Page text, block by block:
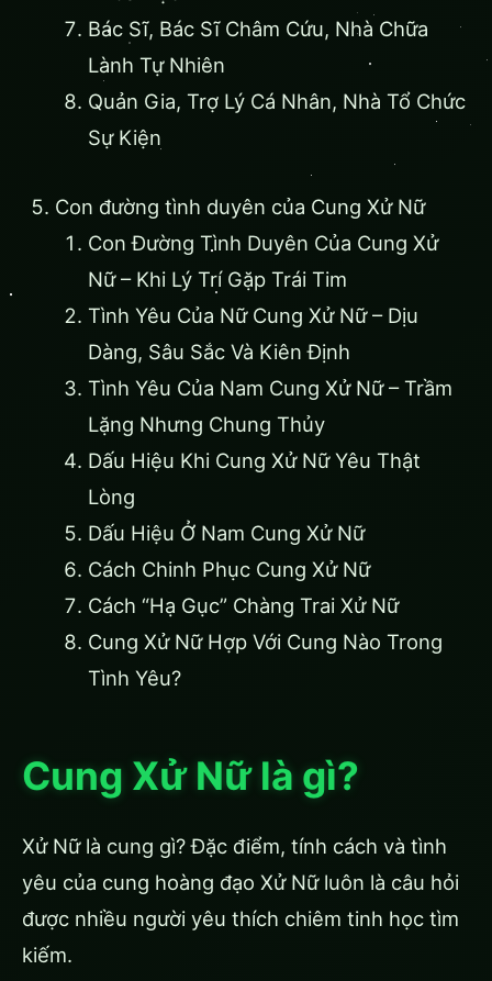
Bác Sĩ, Bác Sĩ Châm Cứu, Nhà Chữa
Lành Tự Nhiên
Quản Gia, Trợ Lý Cá Nhân, Nhà Tổ Chức
Sự Kiện
Con đường tình duyên của Cung Xử Nữ
Con Đường Tình Duyên Của Cung Xử
Nữ – Khi Lý Trí Gặp Trái Tim
Tình Yêu Của Nữ Cung Xử Nữ – Dịu
Dàng, Sâu Sắc Và Kiên Định
Tình Yêu Của Nam Cung Xử Nữ – Trầm
Lặng Nhưng Chung Thủy
Dấu Hiệu Khi Cung Xử Nữ Yêu Thật
Lòng
Dấu Hiệu Ở Nam Cung Xử Nữ
Cách Chinh Phục Cung Xử Nữ
Cách “Hạ Gục” Chàng Trai Xử Nữ
Cung Xử Nữ Hợp Với Cung Nào Trong
Tình Yêu?
Cung Xử Nữ là gì?
Xử Nữ là cung gì? Đặc điểm, tính cách và tình
yêu của cung hoàng đạo Xử Nữ luôn là câu hỏi
được nhiều người yêu thích chiêm tinh học tìm
kiếm.